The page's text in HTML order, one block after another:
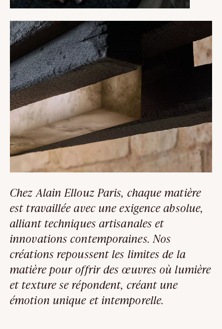
Chez Alain Ellouz Paris, chaque matière
est travaillée avec une exigence absolue,
alliant techniques artisanales et
innovations contemporaines. Nos
créations repoussent les limites de la
matière pour offrir des œuvres où lumière
et texture se répondent, créant une
émotion unique et intemporelle.